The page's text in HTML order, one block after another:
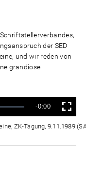
der SED
und wir reden von
grandiose
Verbleibende
Zeit
-0:00 Vollbild
ZK-Tagung, 9.11.1989